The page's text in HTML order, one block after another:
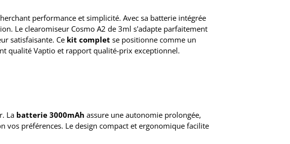
performance et simplicité. Avec sa batterie intégrée
Le clearomiseur Cosmo A2 de 3ml s'adapte parfaitement
satisfaisante. Ce kit complet se positionne comme un
qualité Vaptio et rapport qualité-prix exceptionnel.
La batterie 3000mAh assure une autonomie prolongée,
vos préférences. Le design compact et ergonomique facilite